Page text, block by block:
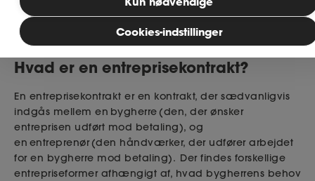
MitAse
Dokumenter.dk
Publiceret: 05. januar 2026
Hvad er en entreprisekontrakt?
En entreprisekontrakt er en kontrakt, der sædvanligvis
indgås mellem en bygherre (den, der ønsker
entreprisen udført mod betaling), og
en entreprenør(den håndværker, der udfører arbejdet
for en bygherre mod betaling). Der findes forskellige
entrepriseformer afhængigt af, hvad bygherrens behov
Cookies-indstillinger